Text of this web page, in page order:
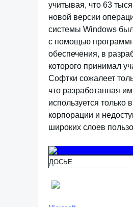
учитывая, что 63
новой версии
системы Windows
с помощью
обеспечения, в
которого принимал
Софтки сожалеет
что разработанная
используется только
корпорации и
широких слоев
ДОСЬЕ